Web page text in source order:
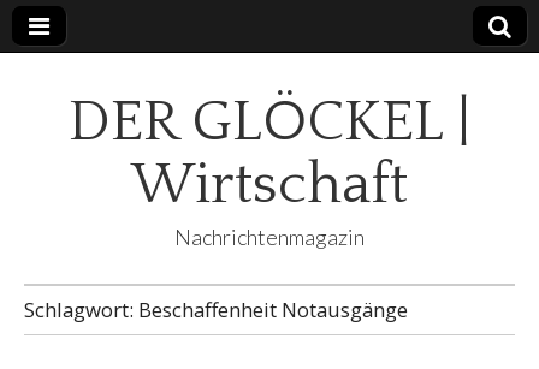
DER GLÖCKEL |
Wirtschaft
Nachrichtenmagazin
Schlagwort: Beschaffenheit Notausgänge